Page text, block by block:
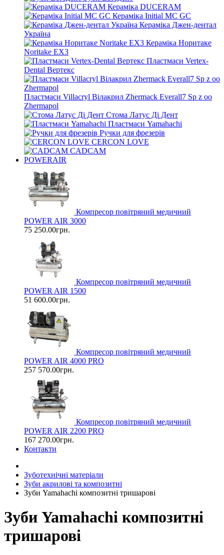
Кераміка DUCERAM
Кераміка Initial MC GC
Кераміка Джен-дентал
Україна
Кераміка Норитаке
Noritake EX3
Пластмаси Vertex-
Dental Вертекс
Пластмаси Villacryl Вілакрил Zhermack Everall7 Sp z oo
Zhermapol
Стома Латус Ді Дент
Пластмаси Yamahachi
Ручки для фрезерів
CERCON LOVE
CADCAM
POWERAIR
Компресор повітряний медичний
POWER AIR 3000
75 250.00грн.
Компресор повітряний медичний
POWER AIR 1500
51 600.00грн.
Компресор повітряний медичний
POWER AIR 4000 PRO
257 570.00грн.
Компресор повітряний медичний
POWER AIR 2200 PRO
167 270.00грн.
Контакти
Зуботехнічні матеріали
Зуби акрилові та композитні
Зуби Yamahachi композитні тришарові
Зуби Yamahachi композитні
тришарові